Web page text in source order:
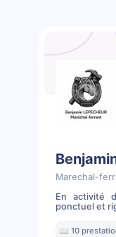
Marechal-
En activité
ponctuel et
📖 10